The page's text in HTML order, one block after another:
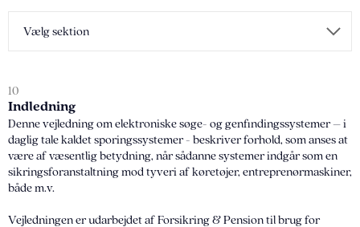
Vælg sektion
10
Indledning
Denne vejledning om elektroniske søge- og genfindingssystemer – i
daglig tale kaldet sporingssystemer - beskriver forhold, som anses at
være af væsentlig betydning, når sådanne systemer indgår som en
sikringsforanstaltning mod tyveri af køretøjer, entreprenørmaskiner,
både m.v.
Vejledningen er udarbejdet af Forsikring & Pension til brug for